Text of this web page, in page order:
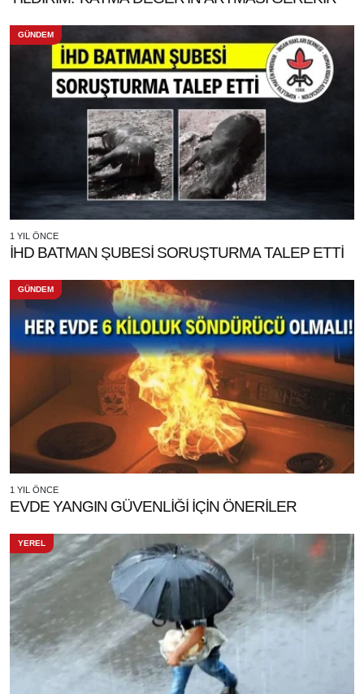
GÜNDEM
1 YIL ÖNCE
İHD BATMAN ŞUBESİ SORUŞTURMA TALEP ETTİ
GÜNDEM
1 YIL ÖNCE
EVDE YANGIN GÜVENLİĞİ İÇİN ÖNERİLER
YEREL